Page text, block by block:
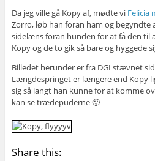
Da jeg ville gå Kopy af, mødte vi Felicia
Zorro, løb han foran ham og begyndte
sidelæns foran hunden for at få den til
Kopy og de to gik så bare og hyggede
Billedet herunder er fra DGI stævnet
Længdespringet er længere end Kopy
sig så langt han kunne for at komme
kan se trædepuderne 🙂
Share this: